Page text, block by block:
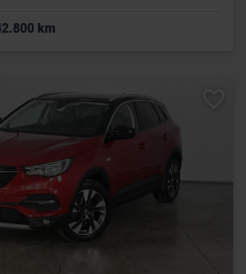
km